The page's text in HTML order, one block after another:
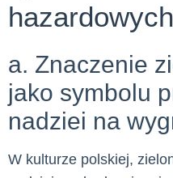
hazardowych
a. Znaczenie
jako symbolu
nadziei na
W kulturze polskiej,